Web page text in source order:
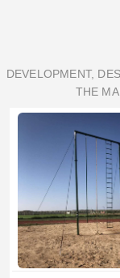
DEVELOPMENT,
THE